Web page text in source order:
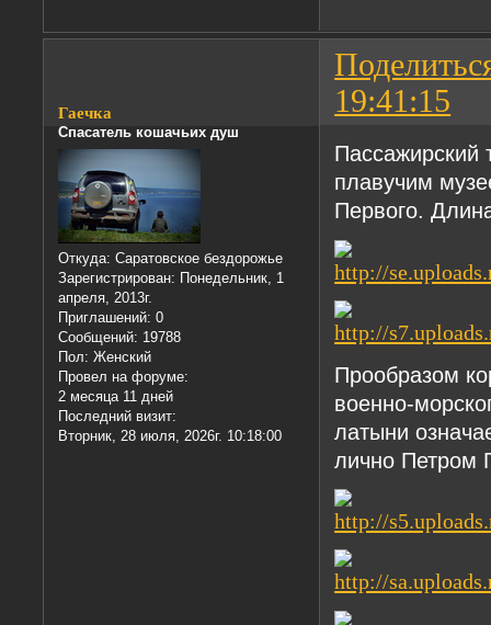
19:41:15
Гаечка
Спасатель кошачьих душ
Откуда: Саратовское бездорожье
Зарегистрирован: Понедельник, 1
апреля, 2013г.
Приглашений: 0
Сообщений: 19788
Пол: Женский
Провел на форуме:
2 месяца 11 дней
Последний визит:
Вторник, 28 июля, 2026г. 10:18:00
Пассажирский
плавучим
Первого.
Прообразом
военно-
латыни
лично Петром